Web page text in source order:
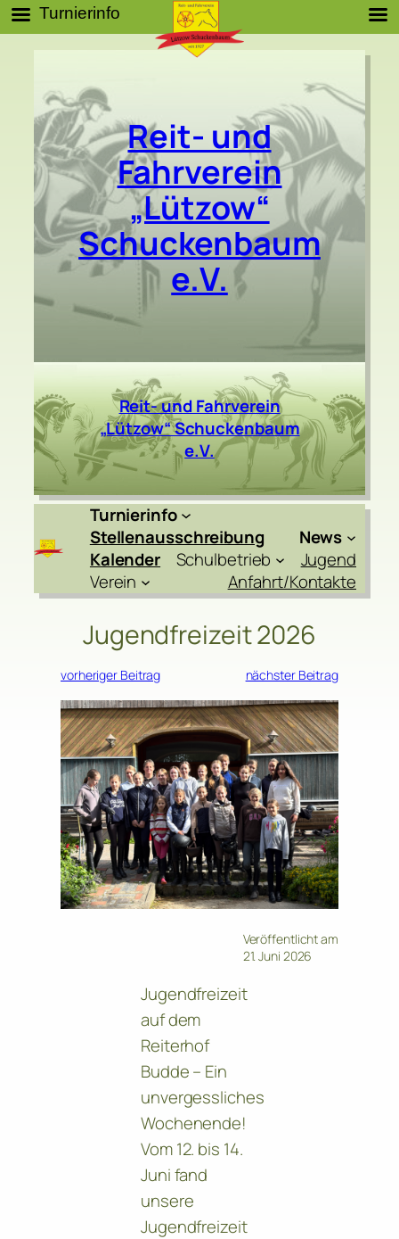
Zum
springen
Reit- und
Fahrverein
„Lützow“
Schuckenbaum
e.V.
Reit- und Fahrverein
„Lützow“ Schuckenbaum
e.V.
Turnierinfo
Stellenausschreibung
News
Kalender
Schulbetrieb
Jugend
Verein
Anfahrt/Kontakte
Jugendfreizeit 2026
vorheriger Beitrag nächster Beitrag
Veröffentlicht am
21. Juni 2026
Jugendfreizeit
auf dem
Reiterhof
Budde – Ein
unvergessliches
Wochenende!
Vom 12. bis 14.
Juni fand
unsere
Jugendfreizeit
Turnierinfo